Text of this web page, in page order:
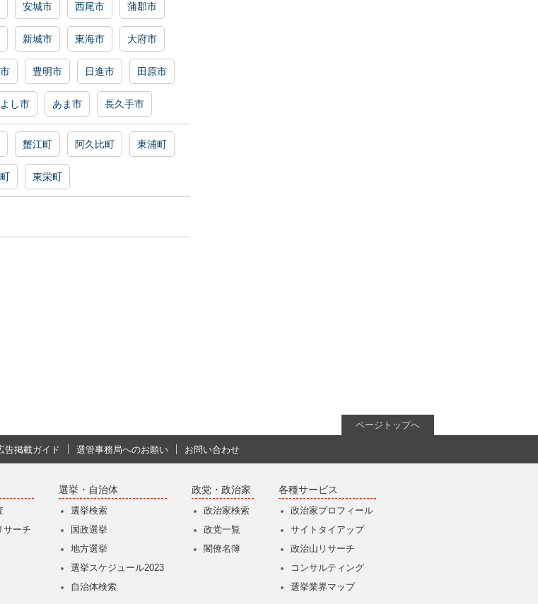
安城市 西尾市 蒲郡市
新城市 東海市 大府市
豊明市 日進市 田原市
し市 あま市 長久手市
蟹江町 阿久比町 東浦町
東栄町
ページトップへ
告掲載ガイド 選管事務局へのお願い お問い合わせ
サーチ
選挙・自治体
選挙検索
国政選挙
地方選挙
選挙スケジュール2023
自治体検索
政党・政治家
政治家検索
政党一覧
閣僚名簿
各種サービス
政治家プロフィール
サイトタイアップ
政治山リサーチ
コンサルティング
選挙業界マップ